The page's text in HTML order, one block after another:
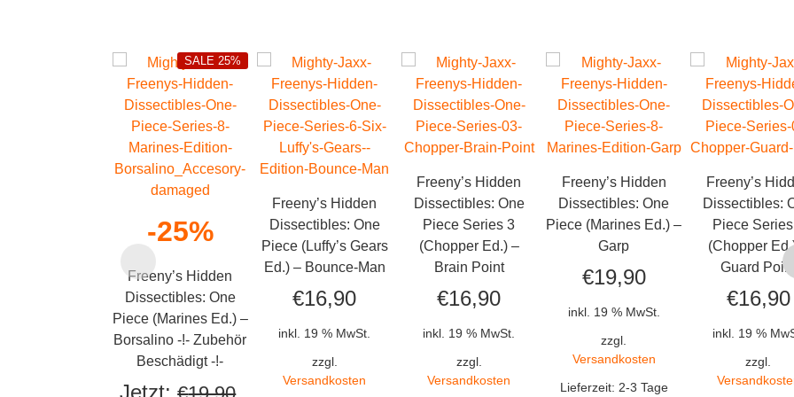
-25%
Freeny’s Hidden
Dissectibles: One
Piece (Marines Ed.) –
Borsalino -!- Zubehör
Beschädigt -!-
SALE 25%
Jetzt:
Freeny’s Hidden
Dissectibles: One
Piece (Luffy’s Gears
Ed.) – Bounce-Man
€16,90
inkl. 19 % MwSt.
zzgl.
Versandkosten
Freeny’s Hidden
Dissectibles: One
Piece Series 3
(Chopper Ed.) –
Brain Point
€16,90
inkl. 19 % MwSt.
zzgl.
Versandkosten
Freeny’s Hidden
Dissectibles: One
Piece (Marines Ed.) –
Garp
€19,90
inkl. 19 % MwSt.
zzgl.
Versandkosten
Lieferzeit: 2-3 Tage
Freeny’s
Dissectibles:
Piece
(Chopper
Guard Point
€16,90
inkl. 19 %
zzgl.